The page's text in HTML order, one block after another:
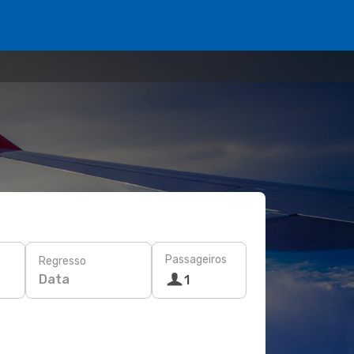
Regresso
Data
Passageiros
1